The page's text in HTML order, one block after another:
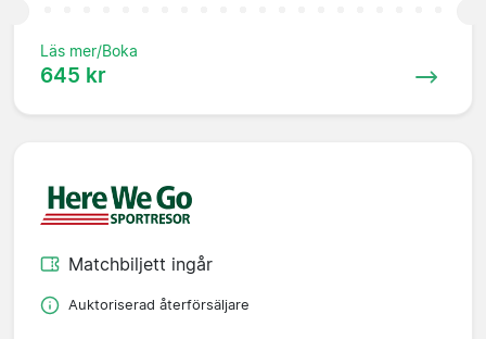
Läs mer/Boka
645 kr
Matchbiljett ingår
Auktoriserad återförsäljare